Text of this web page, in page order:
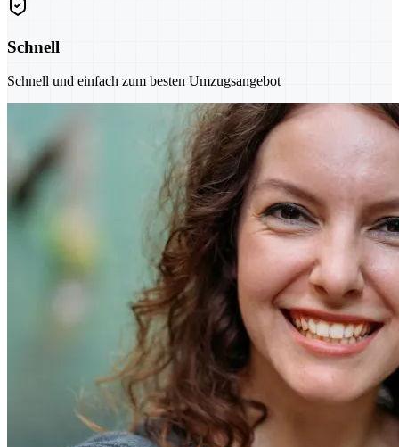
Schnell
Schnell und einfach zum besten Umzugsangebot